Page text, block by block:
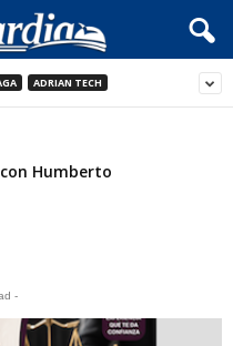
ADRIAN TECH
Humberto
-